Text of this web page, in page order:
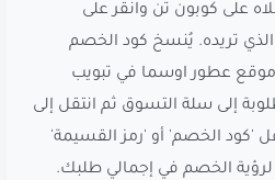
على كوبون تن وانقر على
تريده. يُنسخ كود الخصم
موقع عطور اوسما في تبويب
إلى سلة التسوق ثم انتقل إلى
'كود الخصم' أو 'رمز القسيمة'
الخصم في إجمالي طلبك.